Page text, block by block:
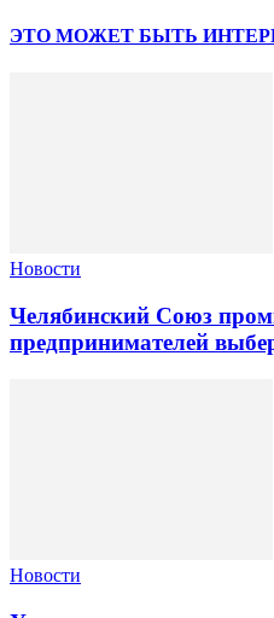
ЭТО МОЖЕТ БЫТЬ
Новости
Челябинский Союз
предпринимателей
Новости